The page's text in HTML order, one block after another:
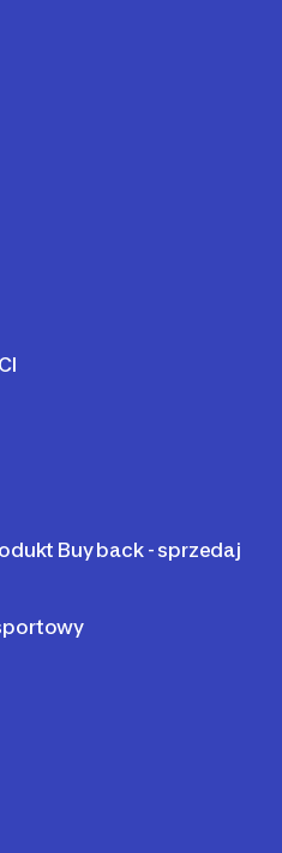
Buy back - sprzedaj